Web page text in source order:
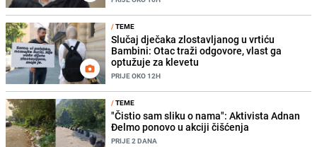
/TEME
Slučaj dječaka zlostavljanog u vrtiću
Bambini: Otac traži odgovore, vlast ga
optužuje za klevetu
PRIJE OKO 12H
/TEME
"Čistio sam sliku o nama": Aktivista Adnan
Đelmo ponovo u akciji čišćenja
PRIJE 2 DANA